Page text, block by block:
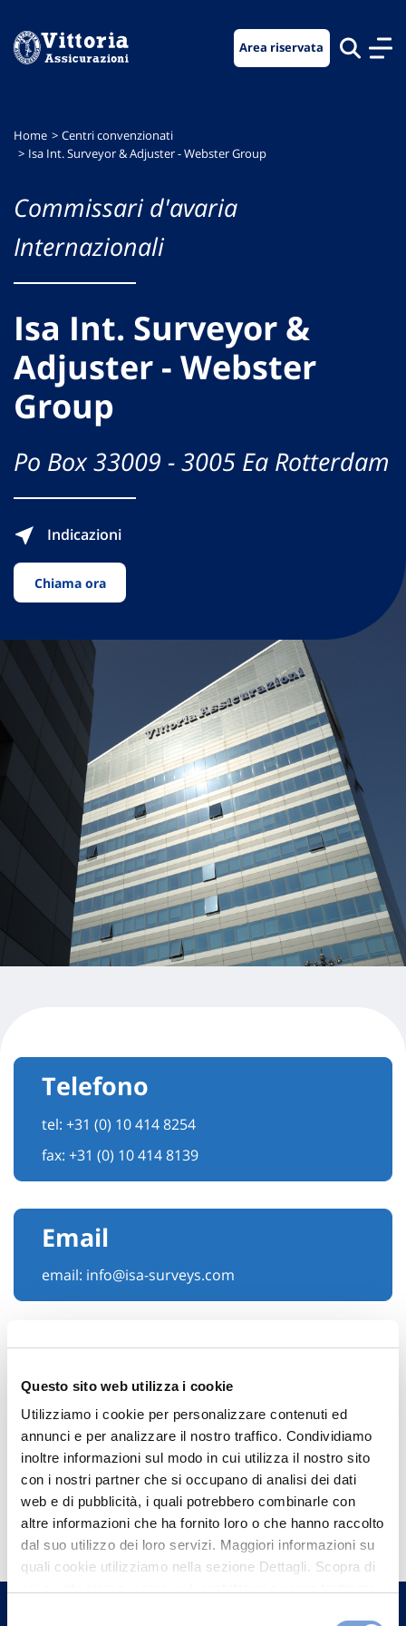
Questo sito web utilizza i cookie
Utilizziamo i cookie per personalizzare contenuti ed
annunci e per analizzare il nostro traffico. Condividiamo
inoltre informazioni sul modo in cui utilizza il nostro sito
con i nostri partner che si occupano di analisi dei dati
web e di pubblicità, i quali potrebbero combinarle con
altre informazioni che ha fornito loro o che hanno raccolto
dal suo utilizzo dei loro servizi. Maggiori informazioni su
quali cookie utilizziamo nella sezione Dettagli. Scopra di
menu
contenuto
footer
Area riservata
Home
Centri convenzionati
Isa Int. Surveyor & Adjuster - Webster Group
Commissari d'avaria
Internazionali
Isa Int. Surveyor &
Adjuster - Webster
Group
Po Box 33009 - 3005 Ea Rotterdam
Indicazioni
Chiama ora
Telefono
tel: +31 (0) 10 414 8254
fax: +31 (0) 10 414 8139
Email
email: info@isa-surveys.com
Hai bisogno di
informazioni?
Trova l'Agenzia più vicina a te e parla con
un nostro Agente.